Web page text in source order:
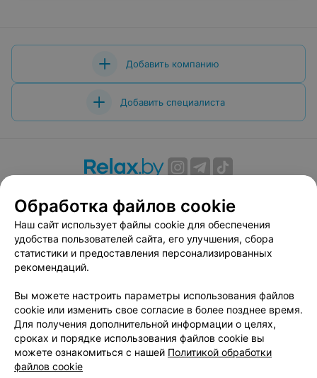
Добавить компанию
Добавить специалиста
Вакансии
Публичный договор
Способы оплаты
Публичный договор по использованию сервиса
«Афиша»
Пользовательское соглашение
Связаться по вопросам сотрудничества
Написать руководителю relax.by
Персональные настройки cookie
Обработка персональных данных
Обработка файлов cookie
Наш сайт использует файлы cookie для обеспечения
удобства пользователей сайта, его улучшения, сбора
статистики и предоставления персонализированных
рекомендаций.
Вы можете настроить параметры использования файлов
cookie или изменить свое согласие в более позднее время.
Для получения дополнительной информации о целях,
сроках и порядке использования файлов cookie вы
можете ознакомиться с нашей Политикой обработки
файлов cookie